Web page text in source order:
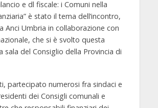
e dl fiscale: i Comuni nella
è stato il tema dell’incontro,
Anci Umbria in collaborazione con
che si è svolto questa
sala del Consiglio della Provincia di
partecipato numerosi fra sindaci e
dei Consigli comunali e